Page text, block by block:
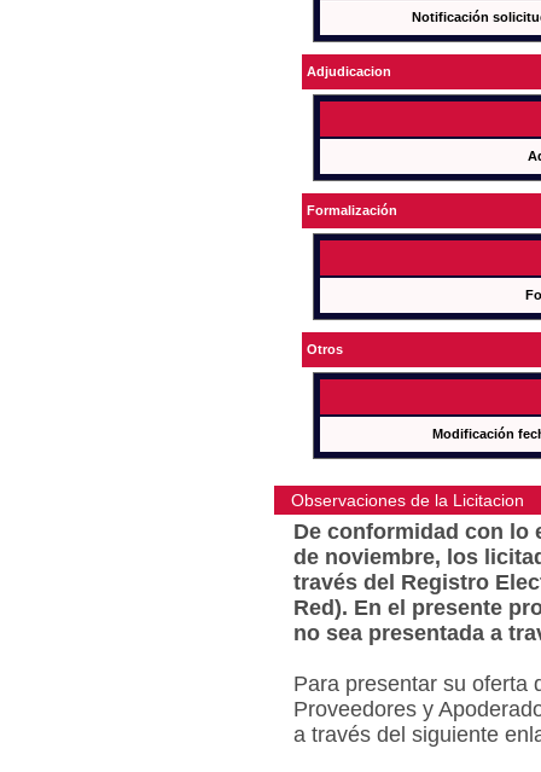
Notificación
Adjudicacion
Formalización
Otros
Modificación
Observaciones de la Licitacion
De conformidad con lo
de noviembre, los
través del Registro
Red). En el presente
no sea presentada a
Para presentar su oferta
Proveedores y
a través del siguiente